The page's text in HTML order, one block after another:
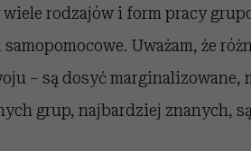
rodzajów i form pracy
Uważam, że
– są dosyć marginalizowane,
grup, najbardziej znanych,